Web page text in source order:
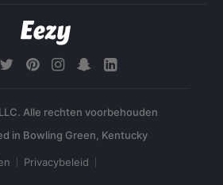
Alle rechten voorbehouden
Privacybeleid